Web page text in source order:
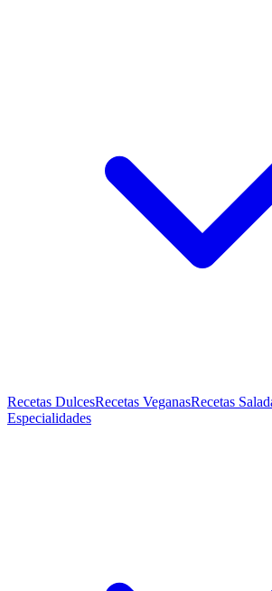
Recetas DulcesRecetas VeganasRecetas
Especialidades